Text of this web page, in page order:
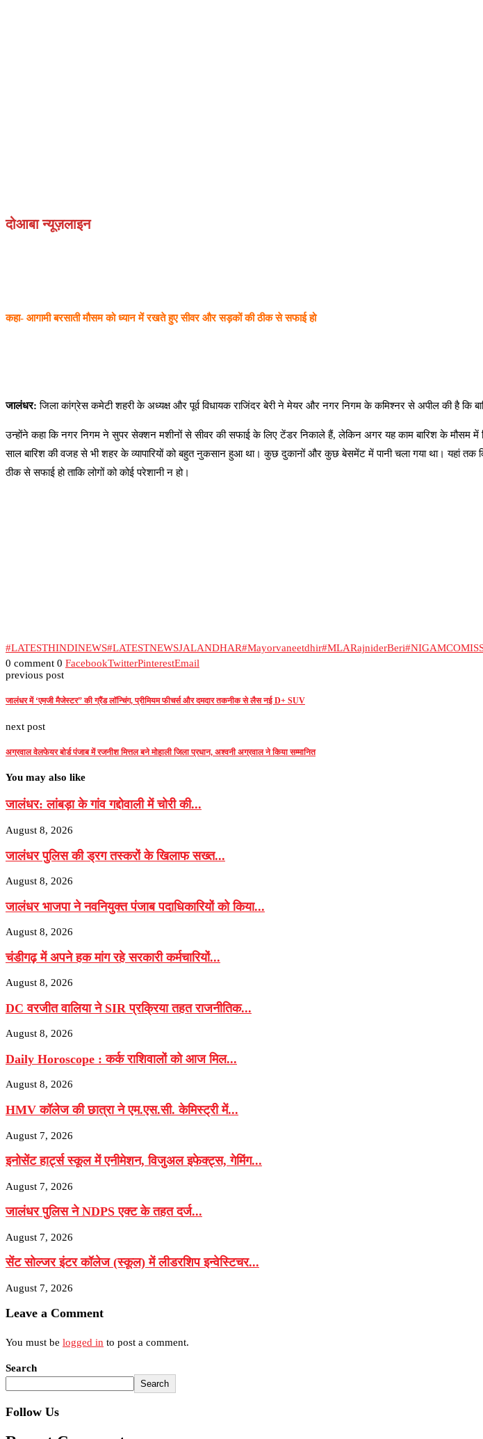
दोआबा न्यूज़लाइन
कहा- आगामी बरसाती मौसम को ध्यान में रखते हुए सीवर और सड़कों की ठीक से सफाई हो
जालंधर: जिला कांग्रेस कमेटी शहरी के अध्यक्ष और पूर्व विधायक राजिंदर बेरी ने मेयर और नगर निगम के कमिश्नर से अपील की है
उन्होंने कहा कि नगर निगम ने सुपर सेक्शन मशीनों से सीवर की सफाई के लिए टेंडर निकाले हैं, लेकिन अगर यह काम बारिश के मौसम में
साल बारिश की वजह से भी शहर के व्यापारियों को बहुत नुकसान हुआ था। कुछ दुकानों और कुछ बेसमेंट में पानी चला गया था। यहां तक
ठीक से सफाई हो ताकि लोगों को कोई परेशानी न हो।
#LATESTHINDINEWS#LATESTNEWSJALANDHAR#Mayorvaneetdhir#MLARajniderBeri
0 comment 0 FacebookTwitterPinterestEmail
previous post
जालंधर में ‘एमजी मैजेस्टर” की ग्रैंड लॉन्चिंग, प्रीमियम फीचर्स और दमदार तकनीक से लैस नई D+ SUV
next post
अग्रवाल वेलफेयर बोर्ड पंजाब में रजनीश मित्तल बने मोहाली जिला प्रधान, अश्वनी अग्रवाल ने किया सम्मानित
You may also like
जालंधर: लांबड़ा के गांव गद्दोवाली में चोरी की...
August 8, 2026
जालंधर पुलिस की ड्रग तस्करों के खिलाफ सख्त...
August 8, 2026
जालंधर भाजपा ने नवनियुक्त पंजाब पदाधिकारियों को किया...
August 8, 2026
चंडीगढ़ में अपने हक मांग रहे सरकारी कर्मचारियों...
August 8, 2026
DC वरजीत वालिया ने SIR प्रक्रिया तहत राजनीतिक...
August 8, 2026
Daily Horoscope : कर्क राशिवालों को आज मिल...
August 8, 2026
HMV कॉलेज की छात्रा ने एम.एस.सी. केमिस्ट्री में...
August 7, 2026
इनोसेंट हार्ट्स स्कूल में एनीमेशन, विजुअल इफेक्ट्स, गेमिंग...
August 7, 2026
जालंधर पुलिस ने NDPS एक्ट के तहत दर्ज...
August 7, 2026
सेंट सोल्जर इंटर कॉलेज (स्कूल) में लीडरशिप इन्वेस्टिचर...
August 7, 2026
Leave a Comment
You must be logged in to post a comment.
Search
Search
Follow Us